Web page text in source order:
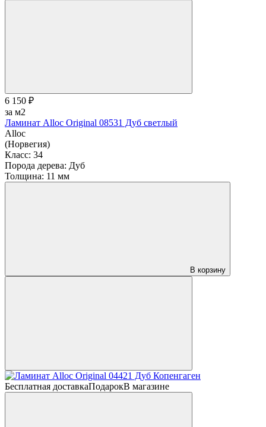
6 150 ₽
за м2
Ламинат Alloc Original 08531 Дуб светлый
Alloc
(Норвегия)
Класс: 34
Порода дерева: Дуб
Толщина: 11 мм
В корзину
Бесплатная доставкаПодарокВ магазине